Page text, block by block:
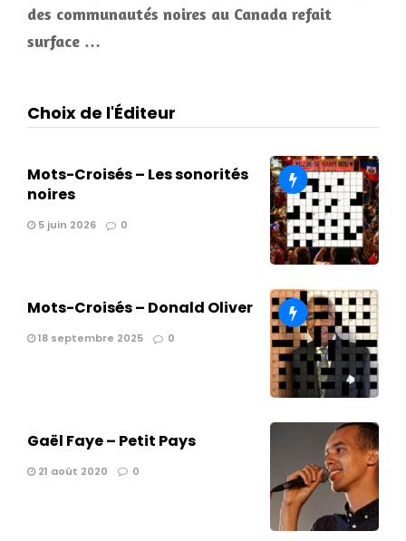
des communautés noires au Canada refait
surface …
Choix de l'Éditeur
Mots-Croisés – Les sonorités
noires
5 juin 2026 0
Mots-Croisés – Donald Oliver
18 septembre 2025 0
Gaël Faye – Petit Pays
21 août 2020 0